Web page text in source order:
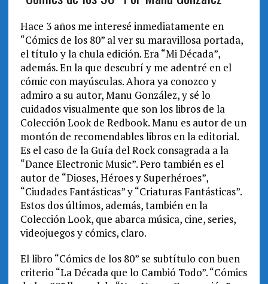
Hace 3 años me interesé inmediatamente en
“Cómics de los 80” al ver su maravillosa portada,
el título y la chula edición. Era “Mi Década”,
además. En la que descubrí y me adentré en el
cómic con mayúsculas. Ahora ya conozco y
admiro a su autor, Manu González, y sé lo
cuidados visualmente que son los libros de la
Colección Look de Redbook. Manu es autor de un
montón de recomendables libros en la editorial.
Es el caso de la Guía del Rock consagrada a la
“Dance Electronic Music”. Pero también es el
autor de “Dioses, Héroes y Superhéroes”,
“Ciudades Fantásticas” y “Criaturas Fantásticas”.
Estos dos últimos, además, también en la
Colección Look, que abarca música, cine, series,
videojuegos y cómics, claro.
El libro “Cómics de los 80” se subtítulo con buen
criterio “La Década que lo Cambió Todo”. “Cómics